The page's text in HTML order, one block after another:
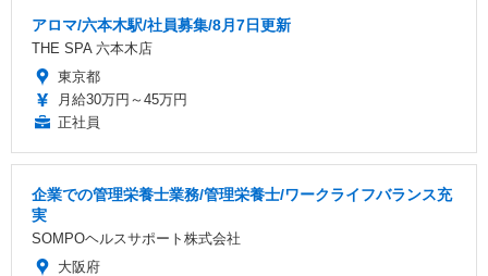
アロマ/六本木駅/社員募集/8月7日更新
THE SPA 六本木店
東京都
月給30万円～45万円
正社員
企業での管理栄養士業務/管理栄養士/ワークライフバランス充
実
SOMPOヘルスサポート株式会社
大阪府